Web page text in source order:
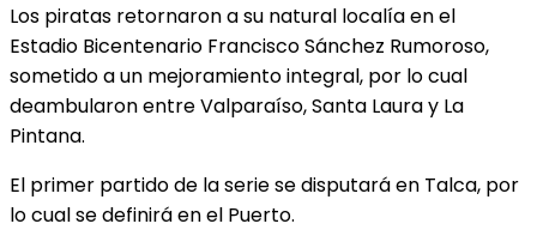
Los piratas retornaron a su natural localía en el
Estadio Bicentenario Francisco Sánchez Rumoroso,
sometido a un mejoramiento integral, por lo cual
deambularon entre Valparaíso, Santa Laura y La
Pintana.
El primer partido de la serie se disputará en Talca, por
lo cual se definirá en el Puerto.